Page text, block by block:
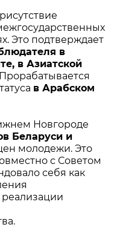
Это подтверждает
в
в Азиатской
Прорабатывается
в Арабском
Новгороде
Беларуси и
молодежи. Это
с Советом
себя как